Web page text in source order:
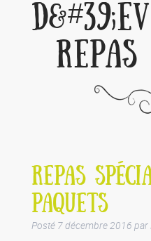
REPAS
PAQUETS
Posté 7 décembre 2016 par